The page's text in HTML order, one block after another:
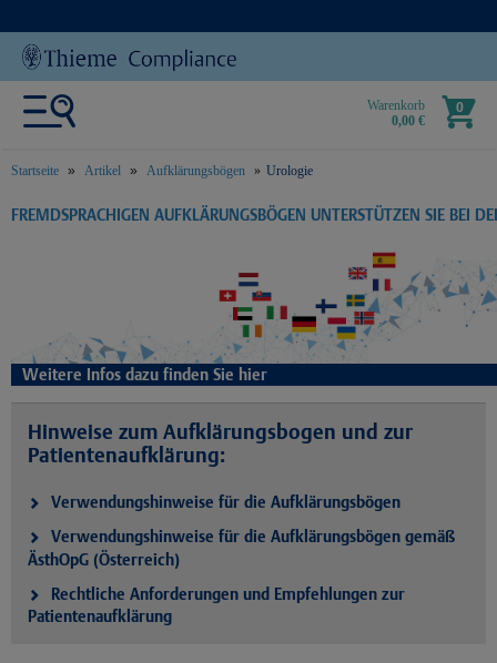
Warenkorb
0,00 €
0
Startseite Artikel Aufklärungsbögen Urologie
text.skipToContent
text.skipToNavigation
FREMDSPRACHIGEN AUFKLÄRUNGSBÖGEN UNTERSTÜTZEN SIE BEI
Weitere Infos dazu finden Sie hier
Hinweise zum Aufklärungsbogen und zur
Patientenaufklärung:
Verwendungshinweise für die Aufklärungsbögen
Verwendungshinweise für die Aufklärungsbögen gemäß
ÄsthOpG (Österreich)
Rechtliche Anforderungen und Empfehlungen zur
Patientenaufklärung